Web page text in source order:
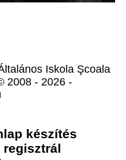
Iskola Şcoala
2008 - 2026 -
készítés
regisztrál